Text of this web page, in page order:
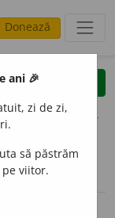
Donează
clear
opțiuni
ani 🎉
zi de zi,
să păstrăm
viitor.